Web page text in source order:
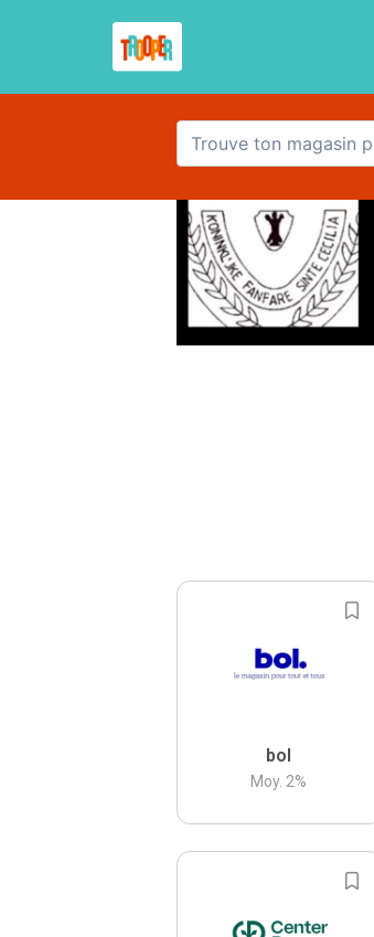
bol
Moy. 2%